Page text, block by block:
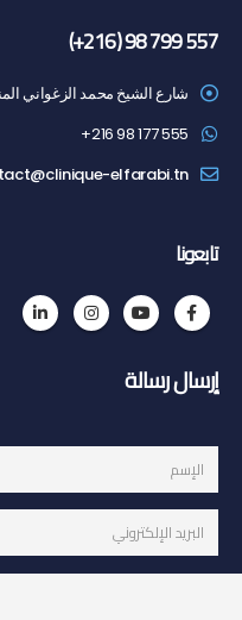
(+216) 98 799 557
شارع الشيخ محمد الزغواني المنزه 6 1004
555 177 98 216+
elfarabi.tn
تابعونا
إرسال رسالة